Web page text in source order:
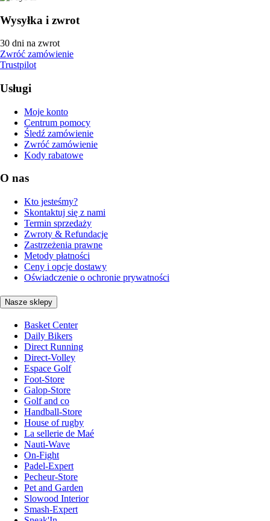
Wysyłka i zwrot
30 dni na zwrot
Zwróć zamówienie
Trustpilot
Usługi
Moje konto
Centrum pomocy
Śledź zamówienie
Zwróć zamówienie
Kody rabatowe
O nas
Kto jesteśmy?
Skontaktuj się z nami
Termin sprzedaży
Zwroty & Refundacje
Zastrzeżenia prawne
Metody płatności
Ceny i opcje dostawy
Oświadczenie o ochronie prywatności
Nasze sklepy
Basket Center
Daily Bikers
Direct Running
Direct-Volley
Espace Golf
Foot-Store
Galop-Store
Golf and co
Handball-Store
House of rugby
La sellerie de Maé
Nauti-Wave
On-Fight
Padel-Expert
Pecheur-Store
Pet and Garden
Slowood Interior
Smash-Expert